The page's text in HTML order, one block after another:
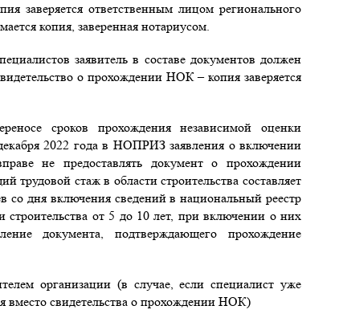
заверяется ответственным лицом регионального
копия, заверенная нотариусом.
заявитель в составе документов должен
о прохождении НОК – копия заверяется
сроков прохождения независимой оценки
2022 года в НОПРИЗ заявления о включении
не предоставлять документ о прохождении
стаж в области строительства составляет
со дня включения сведений в национальный реестр
от 5 до 10 лет, при включении о них
документа, подтверждающего прохождение
организации (в случае, если специалист уже
вместо свидетельства о прохождении НОК)